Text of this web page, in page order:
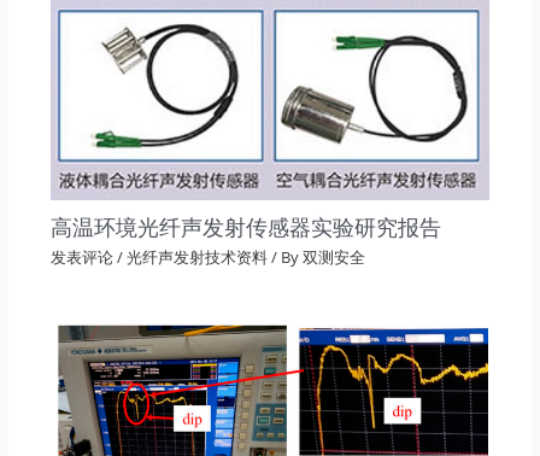
高温环境光纤声发射传感器实验研究报告
发表评论/光纤声发射技术资料/ By双测安全